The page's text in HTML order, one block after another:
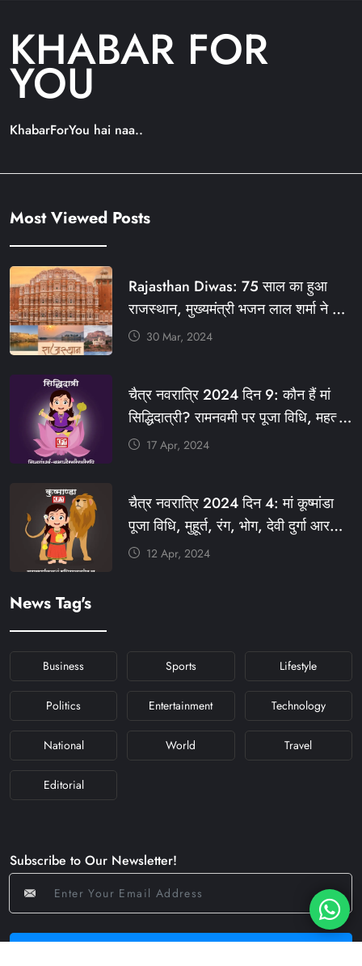
KHABAR FOR
YOU
KhabarForYou hai naa..
Most Viewed Posts
Rajasthan Diwas: 75 साल का हुआ
राजस्थान, मुख्यमंत्री भजन लाल शर्मा ने दी
बधाई, आज फ्री रहेंगी ये सेवाएं
#KHABARFORYOU #KFYNEWS
#KFYSOCIAL
30 Mar, 2024
चैत्र नवरात्रि 2024 दिन 9: कौन हैं मां
सिद्धिदात्री? रामनवमी पर पूजा विधि, महत्व,
रंग, प्रसाद #KFY #KFYNEWS
#NAVRATRIDAY
17 Apr, 2024
चैत्र नवरात्रि 2024 दिन 4: मां कूष्मांडा
पूजा विधि, मुहूर्त, रंग, भोग, देवी दुर्गा आरती
और मंत्र #KFY #KFYNEWS
12 Apr, 2024
News Tag's
Business Sports Lifestyle
Politics Entertainment Technology
National World Travel
Editorial
Subscribe to Our Newsletter!